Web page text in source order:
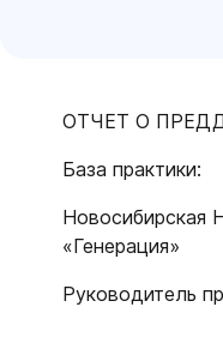
ОТЧЕТ О
База практики:
Новосибирская
«Генерация»
Руководитель